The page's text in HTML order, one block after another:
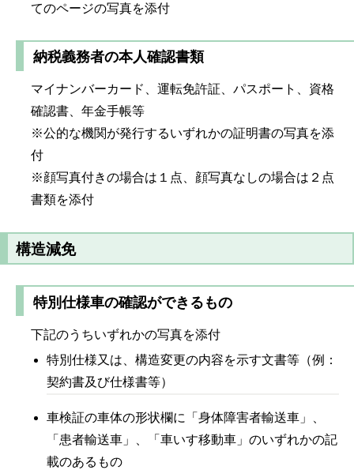
てのページの写真を添付
納税義務者の本人確認書類
マイナンバーカード、運転免許証、パスポート、資格
確認書、年金手帳等
※公的な機関が発行するいずれかの証明書の写真を添
付
※顔写真付きの場合は１点、顔写真なしの場合は２点
書類を添付
構造減免
特別仕様車の確認ができるもの
下記のうちいずれかの写真を添付
特別仕様又は、構造変更の内容を示す文書等（例：
契約書及び仕様書等）
車検証の車体の形状欄に「身体障害者輸送車」、
「患者輸送車」、「車いす移動車」のいずれかの記
載のあるもの